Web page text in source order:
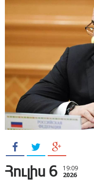
Հուլիս 6 19:09
2026